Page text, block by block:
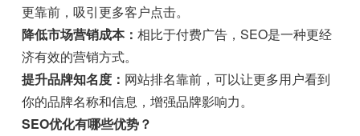
更靠前，吸引更多客户点击。
降低市场营销成本：相比于付费广告，SEO是一种更经
济有效的营销方式。
提升品牌知名度： 网站排名靠前，可以让更多用户看到
你的品牌名称和信息，增强品牌影响力。
SEO优化有哪些优势？